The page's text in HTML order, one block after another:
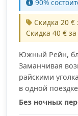
90%
Скидка 20 €
Скидка 40 €
Южный Рейн,
Заманчивая
райскими
в одной
Без ночных